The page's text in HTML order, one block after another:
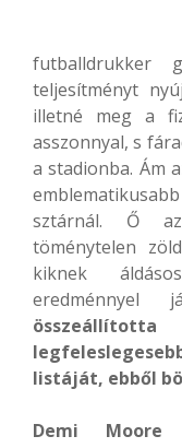
futballdrukker
teljesítményt
illetné meg a
asszonnyal, s
a stadionba. Ám
sztárnál. Ő
töménytelen
kiknek
eredménnyel
listáját, ebből
Demi Moore